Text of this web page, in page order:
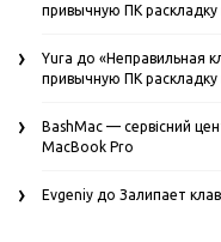
привычную ПК раскладку
Yura до «Неправильная
привычную ПК раскладку
BashMac — сервісний
MacBook Pro
Evgeniy до Залипает